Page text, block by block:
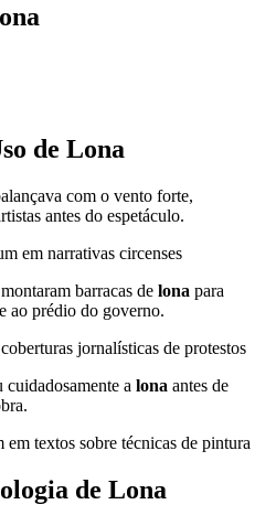
de Lona
com o vento forte,
antes do espetáculo.
em narrativas circenses
barracas de lona para
ao prédio do governo.
jornalísticas de protestos
a lona antes de
em textos sobre técnicas de pintura
de Lona